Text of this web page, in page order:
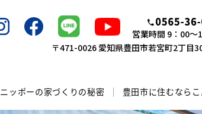
営業時間 9：00～
〒471-0026 愛知県豊田市若宮町2丁目
ニッポーの家づくりの秘密 豊田市に住むなら